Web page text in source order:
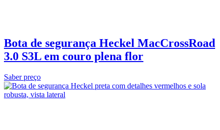
Bota de segurança Heckel MacCrossRoad
3.0 S3L em couro plena flor
Saber preço